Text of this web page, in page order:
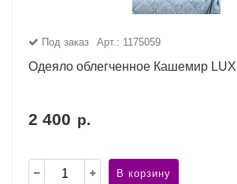
Под заказ Арт.: 1175059
Одеяло облегченное Кашемир
2 400 р.
В корзину